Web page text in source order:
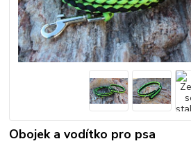
Obojek a vodítko pro psa